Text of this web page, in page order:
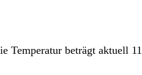
beträgt aktuell